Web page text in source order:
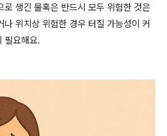
로 생긴 물혹은 반드시 모두 위험한 것은
나 위치상 위험한 경우 터질 가능성이 커
필요해요.